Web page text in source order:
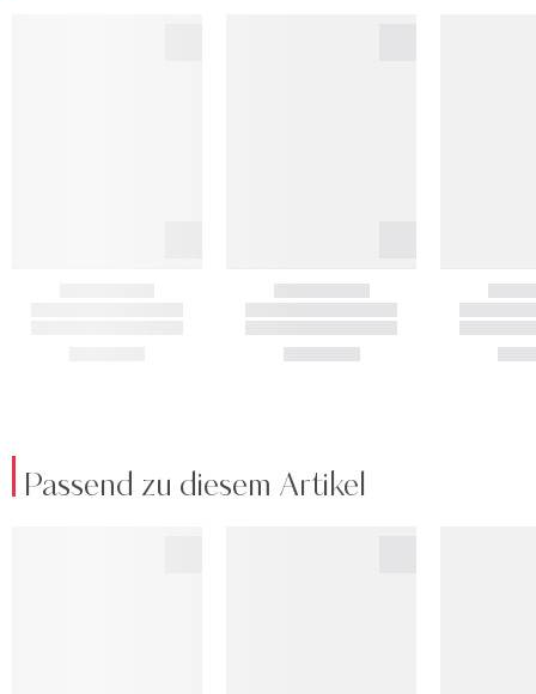
Passend zu diesem Artikel